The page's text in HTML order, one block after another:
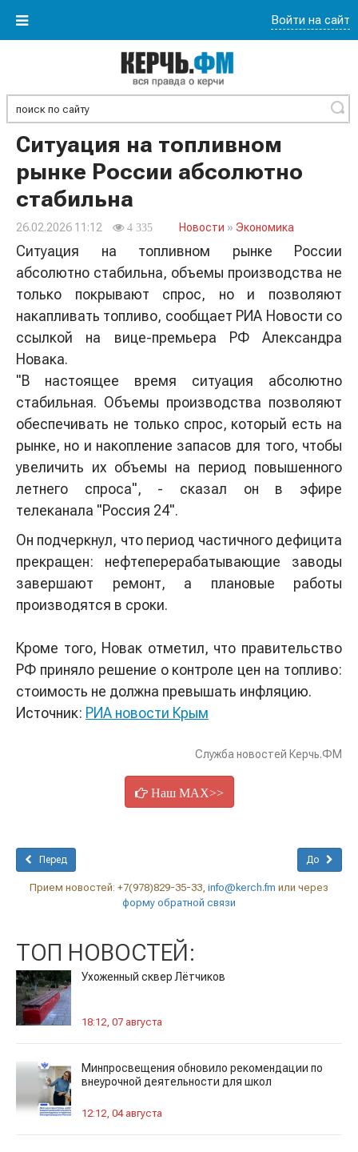
Найти
Войти на сайт
Ситуация на топливном
рынке России абсолютно
стабильна
26.02.2026 11:12 4 335 Новости » Экономика
Ситуация на топливном рынке России
абсолютно стабильна, объемы производства не
только покрывают спрос, но и позволяют
накапливать топливо, сообщает РИА Новости со
ссылкой на вице-премьера РФ Александра
Новака.
"В настоящее время ситуация абсолютно
стабильная. Объемы производства позволяют
обеспечивать не только спрос, который есть на
рынке, но и накопление запасов для того, чтобы
увеличить их объемы на период повышенного
летнего спроса", - сказал он в эфире
телеканала "Россия 24".
Он подчеркнул, что период частичного дефицита
прекращен: нефтеперерабатывающие заводы
завершают ремонт, а плановые работы
производятся в сроки.
Кроме того, Новак отметил, что правительство
РФ приняло решение о контроле цен на топливо:
стоимость не должна превышать инфляцию.
Источник: РИА новости Крым
Служба новостей Керчь.ФМ
Наш MAX>>
Перед До
Прием новостей: +7(978)829-35-33, info@kerch.fm или через
форму обратной связи
ТОП НОВОСТЕЙ:
Ухоженный сквер Лётчиков
18:12, 07 августа
Минпросвещения обновило рекомендации по
внеурочной деятельности для школ
12:12, 04 августа